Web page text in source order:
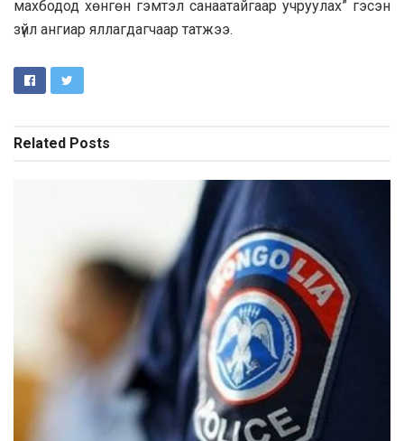
махбодод хөнгөн гэмтэл санаатайгаар учруулах” гэсэн
зүйл ангиар яллагдагчаар татжээ.
Related Posts